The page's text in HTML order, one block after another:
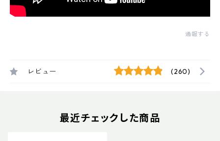
通報する
レビュー (260)
最近チェックした商品